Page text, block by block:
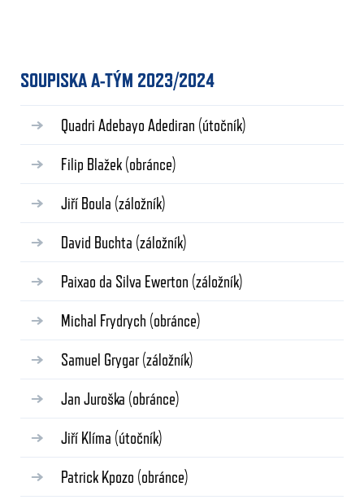
SOUPISKA A-TÝM 2023/2024
Quadri Adebayo Adediran (útočník)
Filip Blažek (obránce)
Jiří Boula (záložník)
David Buchta (záložník)
Paixao da Silva Ewerton (záložník)
Michal Frydrych (obránce)
Samuel Grygar (záložník)
Jan Juroška (obránce)
Jiří Klíma (útočník)
Patrick Kpozo (obránce)